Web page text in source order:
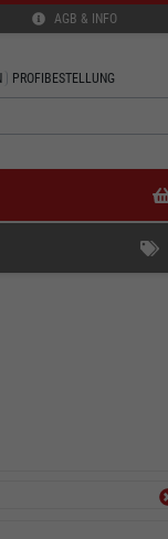
AGB & INFO
PROFIBESTELLUNG